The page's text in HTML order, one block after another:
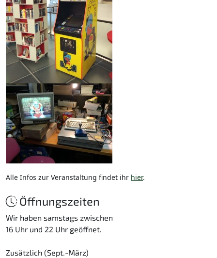
Alle Infos zur Veranstaltung findet ihr hier.
Öffnungszeiten
Wir haben samstags zwischen
16 Uhr und 22 Uhr geöffnet.
Zusätzlich (Sept.-März)